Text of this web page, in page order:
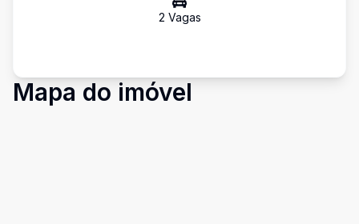
2 Vagas
Mapa do imóvel